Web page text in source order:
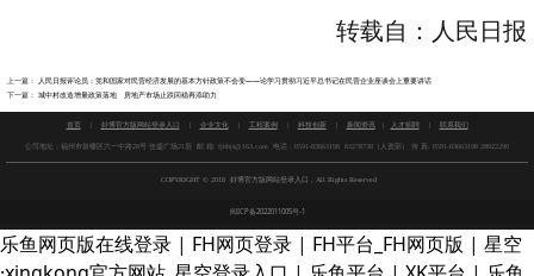
转载自：人民日报
上一篇：
人民日报评论员：党和国家对民营经济发展的基本方针政策不会变——论学习贯彻习近平总书记在民营企业座谈会上重要讲话
下一篇： 城中村改造增量政策落地 房地产市场止跌回稳再添助力
首页| 好博官方版网站登录入口 | 企业文化 | 工程案例 | 科技创新| 新闻资讯 | 人才招聘| 联系我们
公司地址：福州市鼓楼区六一中路28号 佳盛广场21层 邮 箱: fjhhjs@163.com 电话：0591-83663198 83278738（人资部） 传 真: 0591-83663198 28922290
COPYRIGHT © 2018 好博官方版网站登录入口 , All Rights Reserved
闽ICP备2022011005号-1
乐鱼网页版在线登录 | FH网页登录 | FH平台_FH网页版 | 星空